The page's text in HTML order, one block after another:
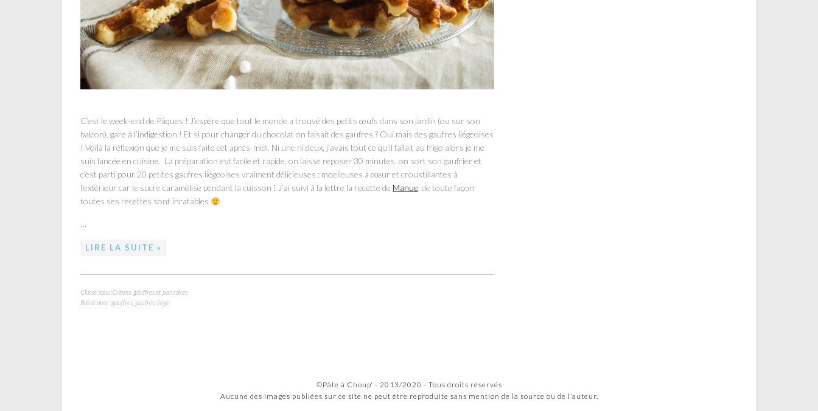
C’est le week-end de Pâques ! J’espère que tout le monde a trouvé des petits œufs dans son jardin (ou sur son
balcon), gare à l’indigestion ! Et si pour changer du chocolat on faisait des gaufres ? Oui mais des gaufres liégeoises
! Voilà la réflexion que je me suis faite cet après-midi. Ni une ni deux, j’avais tout ce qu’il fallait au frigo alors je me
suis lancée en cuisine. La préparation est facile et rapide, on laisse reposer 30 minutes, on sort son gaufrier et
c’est parti pour 20 petites gaufres liégeoises vraiment délicieuses : moelleuses à cœur et croustillantes à
l’extérieur car le sucre caramélise pendant la cuisson ! J’ai suivi à la lettre la recette de Manue , de toute façon
toutes ses recettes sont inratables
…
LIRE LA SUITE »
Classé sous :Crêpes, gauffres et pancakes
Balisé avec :gauffres gaufres liege
©Pâte à Choup' - 2013/2020 - Tous droits réservés
Aucune des images publiées sur ce site ne peut être reproduite sans mention de la source ou de l’auteur.